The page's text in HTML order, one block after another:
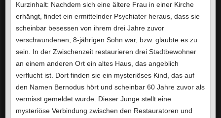
Kurzinhalt: Nachdem sich eine ältere Frau in einer Kirche
erhängt, findet ein ermittelnder Psychiater heraus, dass sie
scheinbar besessen von ihrem drei Jahre zuvor
verschwundenen, 8-jährigen Sohn war, bzw. glaubte es zu
sein. In der Zwischenzeit restaurieren drei Stadtbewohner
an einem anderen Ort ein altes Haus, das angeblich
verflucht ist. Dort finden sie ein mysteriöses Kind, das auf
den Namen Bernodus hört und scheinbar 60 Jahre zuvor als
vermisst gemeldet wurde. Dieser Junge stellt eine
mysteriöse Verbindung zwischen den Restauratoren und